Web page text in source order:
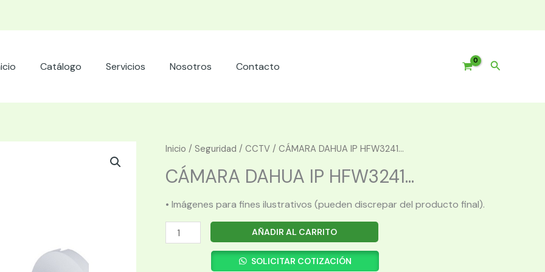
Catálogo Servicios Nosotros Contacto Buscar
Inicio / Seguridad / CCTV / CÁMARA DAHUA IP HFW3241...
CÁMARA DAHUA IP HFW3241...
• Imágenes para fines ilustrativos (pueden discrepar del producto final).
CÁMARA
DAHUA
AÑADIR AL CARRITO
SOLICITAR COTIZACIÓN